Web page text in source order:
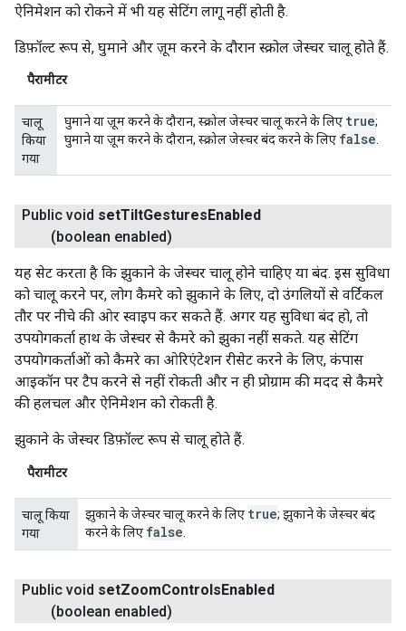
ऐनिमेशन को रोकने में भी यह सेटिंग लागू नहीं होती है.
डिफ़ॉल्ट रूप से, घुमाने और ज़ूम करने के दौरान स्क्रोल जेस्चर चालू होते हैं.
पैरामीटर
चालू
किया
गया
घुमाने या ज़ूम करने के दौरान, स्क्रोल जेस्चर चालू करने के लिए true;
घुमाने या ज़ूम करने के दौरान, स्क्रोल जेस्चर बंद करने के लिए false.
Public void setTiltGestures Enabled
(boolean enabled)
यह सेट करता है कि झुकाने के जेस्चर चालू होने चाहिए या बंद. इस सुविधा
को चालू करने पर, लोग कैमरे को झुकाने के लिए, दो उंगलियों से वर्टिकल
तौर पर नीचे की ओर स्वाइप कर सकते हैं. अगर यह सुविधा बंद हो, तो
उपयोगकर्ता हाथ के जेस्चर से कैमरे को झुका नहीं सकते. यह सेटिंग
उपयोगकर्ताओं को कैमरे का ओरिएंटेशन रीसेट करने के लिए, कंपास
आइकॉन पर टैप करने से नहीं रोकती और न ही प्रोग्राम की मदद से कैमरे
की हलचल और ऐनिमेशन को रोकती है.
झुकाने के जेस्चर डिफ़ॉल्ट रूप से चालू होते हैं.
पैरामीटर
चालू किया
गया
झुकाने के जेस्चर चालू करने के लिए true; झुकाने के जेस्चर बंद
करने के लिए false
Public void setZoomControlsEnabled
(boolean enabled)